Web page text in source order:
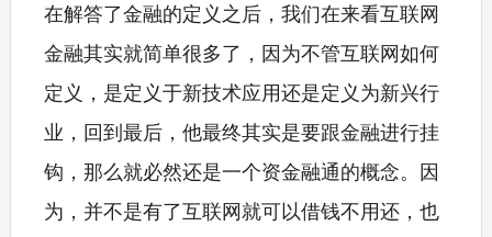
在解答了金融的定义之后，我们在来看互联网
金融其实就简单很多了，因为不管互联网如何
定义，是定义于新技术应用还是定义为新兴行
业，回到最后，他最终其实是要跟金融进行挂
钩，那么就必然还是一个资金融通的概念。因
为，并不是有了互联网就可以借钱不用还，也